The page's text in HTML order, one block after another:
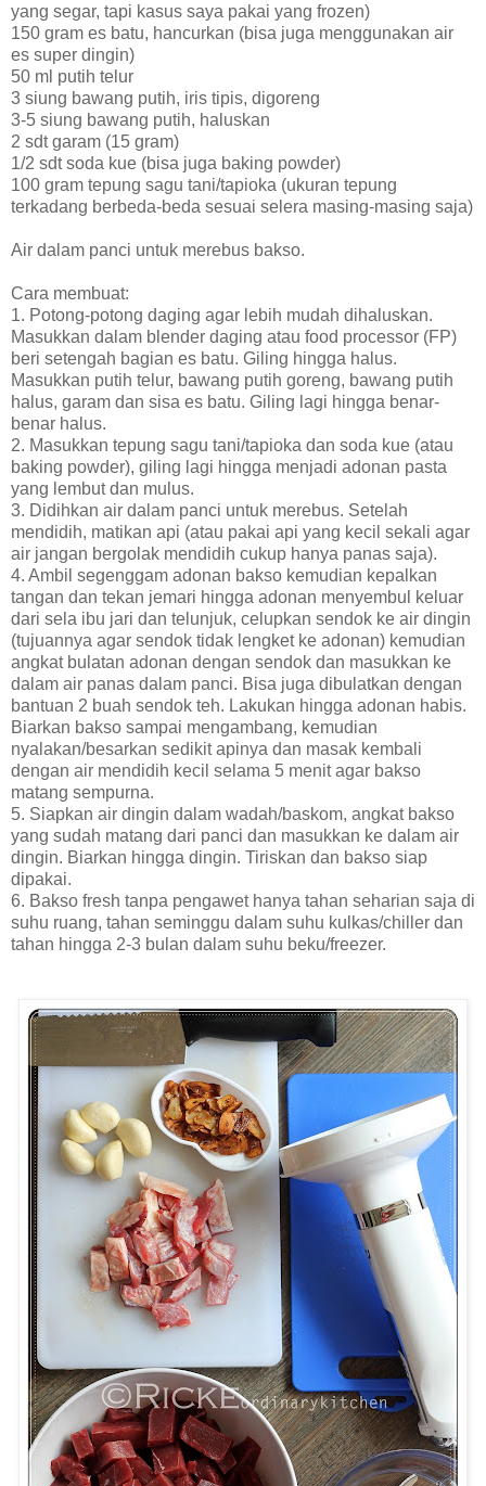
yang segar, tapi kasus saya pakai yang frozen)
150 gram es batu, hancurkan (bisa juga menggunakan air
es super dingin)
50 ml putih telur
3 siung bawang putih, iris tipis, digoreng
3-5 siung bawang putih, haluskan
2 sdt garam (15 gram)
1/2 sdt soda kue (bisa juga baking powder)
100 gram tepung sagu tani/tapioka (ukuran tepung
terkadang berbeda-beda sesuai selera masing-masing saja)
Air dalam panci untuk merebus bakso.
Cara membuat:
1. Potong-potong daging agar lebih mudah dihaluskan.
Masukkan dalam blender daging atau food processor (FP)
beri setengah bagian es batu. Giling hingga halus.
Masukkan putih telur, bawang putih goreng, bawang putih
halus, garam dan sisa es batu. Giling lagi hingga benar-
benar halus.
2. Masukkan tepung sagu tani/tapioka dan soda kue (atau
baking powder), giling lagi hingga menjadi adonan pasta
yang lembut dan mulus.
3. Didihkan air dalam panci untuk merebus. Setelah
mendidih, matikan api (atau pakai api yang kecil sekali agar
air jangan bergolak mendidih cukup hanya panas saja).
4. Ambil segenggam adonan bakso kemudian kepalkan
tangan dan tekan jemari hingga adonan menyembul keluar
dari sela ibu jari dan telunjuk, celupkan sendok ke air dingin
(tujuannya agar sendok tidak lengket ke adonan) kemudian
angkat bulatan adonan dengan sendok dan masukkan ke
dalam air panas dalam panci. Bisa juga dibulatkan dengan
bantuan 2 buah sendok teh. Lakukan hingga adonan habis.
Biarkan bakso sampai mengambang, kemudian
nyalakan/besarkan sedikit apinya dan masak kembali
dengan air mendidih kecil selama 5 menit agar bakso
matang sempurna.
5. Siapkan air dingin dalam wadah/baskom, angkat bakso
yang sudah matang dari panci dan masukkan ke dalam air
dingin. Biarkan hingga dingin. Tiriskan dan bakso siap
dipakai.
6. Bakso fresh tanpa pengawet hanya tahan seharian saja di
suhu ruang, tahan seminggu dalam suhu kulkas/chiller dan
tahan hingga 2-3 bulan dalam suhu beku/freezer.